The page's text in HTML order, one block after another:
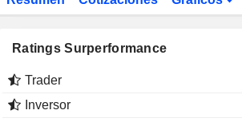
Ratings Surperformance
Trader
Inversor